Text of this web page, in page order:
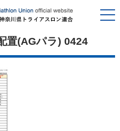
置(AGパラ) 0424